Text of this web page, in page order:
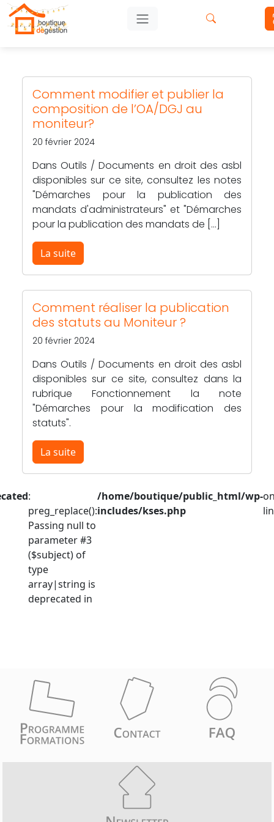
Comment modifier et publier la
composition de l’OA/DGJ au
moniteur?
20 février 2024
Dans Outils / Documents en droit des asbl
disponibles sur ce site, consultez les notes
"Démarches pour la publication des
mandats d'administrateurs" et "Démarches
pour la publication des mandats de […]
La suite
Comment réaliser la publication
des statuts au Moniteur ?
20 février 2024
Dans Outils / Documents en droit des asbl
disponibles sur ce site, consultez dans la
rubrique Fonctionnement la note
"Démarches pour la modification des
statuts".
La suite
:
preg_replace():
Passing null to
parameter #3
($subject) of
type
array|string is
deprecated in
/home/boutique/public_html/wp-
includes/kses.php